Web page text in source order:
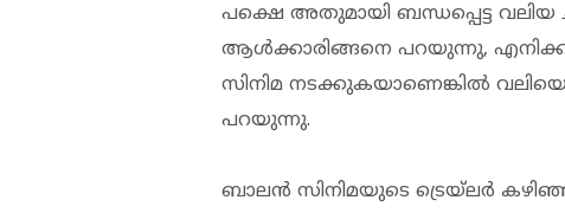
പക്ഷെ അതുമായി ബന്ധപ്പെട്ട വലിയ
ആള്‍ക്കാരിങ്ങനെ പറയുന്നു,
സിനിമ നടക്കുകയാണെങ്കില്‍
പറയുന്നു.
ബാലന്‍ സിനിമയുടെ ട്രെയ്ലര്‍